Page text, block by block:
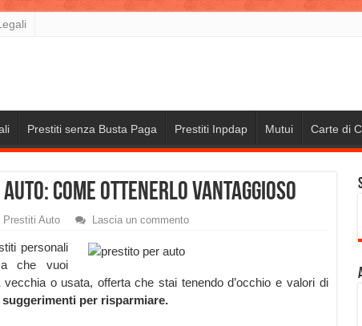
Prestiti senza Busta Paga Prestiti Inpdap Mutui Carte di
come ottenerlo vantaggioso
Prestiti Auto Lascia un commento
personali
che vuoi
o usata, offerta che stai tenendo d’occhio e valori di
per risparmiare.